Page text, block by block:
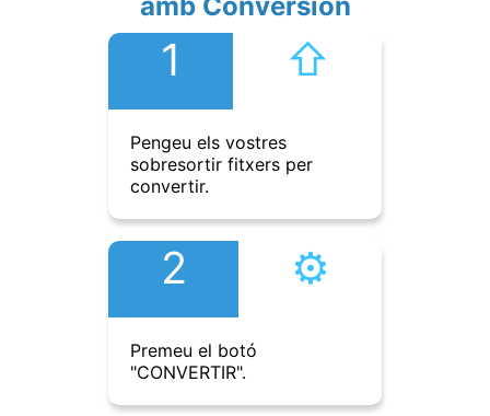
1 ⇧︎
Pengeu els vostres
sobresortir fitxers per
convertir.
2 ⚙︎
Premeu el botó
"CONVERTIR".